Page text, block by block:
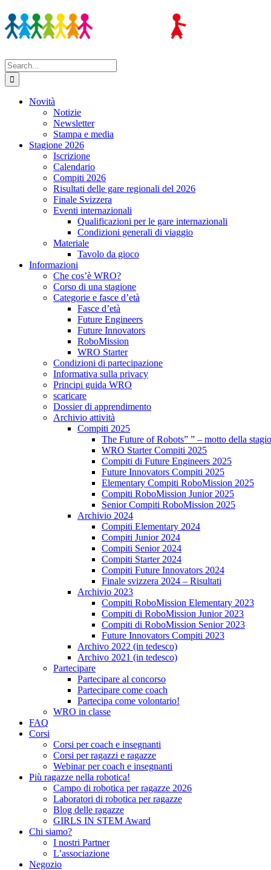
to
content
Search
for:
Novità
Notizie
Newsletter
Stampa e media
Stagione 2026
Iscrizione
Calendario
Compiti 2026
Risultati delle gare regionali del 2026
Finale Svizzera
Eventi internazionali
Qualificazioni per le gare internazionali
Condizioni generali di viaggio
Materiale
Tavolo da gioco
Informazioni
Che cos’è WRO?
Corso di una stagione
Categorie e fasce d’età
Fasce d’età
Future Engineers
Future Innovators
RoboMission
WRO Starter
Condizioni di partecipazione
Informativa sulla privacy
Principi guida WRO
scaricare
Dossier di apprendimento
Archivio attività
Compiti 2025
The Future of Robots” ” – motto della
WRO Starter Compiti 2025
Compiti di Future Engineers 2025
Future Innovators Compiti 2025
Elementary Compiti RoboMission 2025
Compiti RoboMission Junior 2025
Senior Compiti RoboMission 2025
Archivio 2024
Compiti Elementary 2024
Compiti Junior 2024
Compiti Senior 2024
Compiti Starter 2024
Compiti Future Innovators 2024
Finale svizzera 2024 – Risultati
Archivio 2023
Compiti RoboMission Elementary 2023
Compiti di RoboMission Junior 2023
Compiti di RoboMission Senior 2023
Future Innovators Compiti 2023
Archivo 2022 (in tedesco)
Archivo 2021 (in tedesco)
Partecipare
Partecipare al concorso
Partecipare come coach
Partecipa come volontario!
WRO in classe
FAQ
Corsi
Corsi per coach e insegnanti
Corsi per ragazzi e ragazze
Webinar per coach e insegnanti
Più ragazze nella robotica!
Campo di robotica per ragazze 2026
Laboratori di robotica per ragazze
Blog delle ragazze
GIRLS IN STEM Award
Chi siamo?
I nostri Partner
L’associazione
Negozio